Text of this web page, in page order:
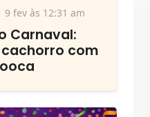
9 fev às 12:31 am
Carnaval:
com